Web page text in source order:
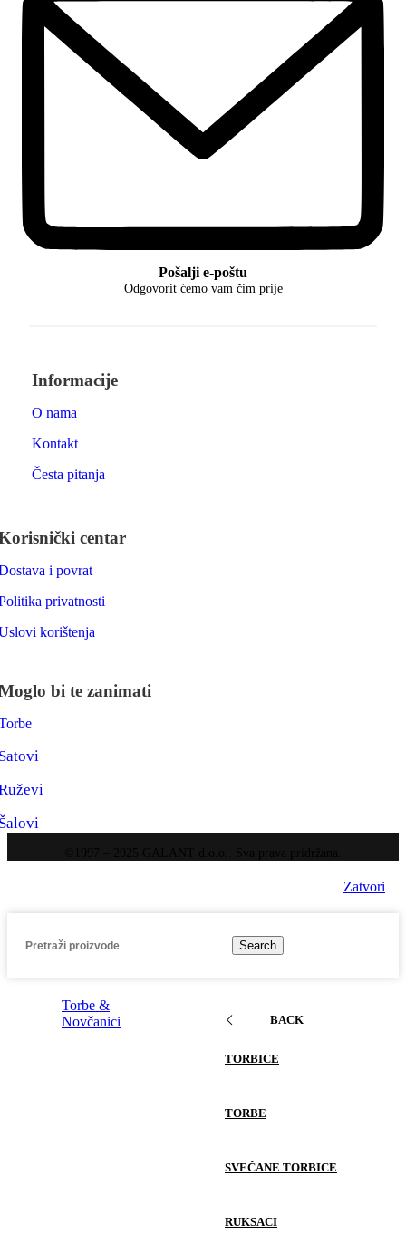
Pošalji e-poštu
Odgovorit ćemo vam čim prije
Informacije
O nama
Kontakt
Česta pitanja
centar
i povrat
privatnosti
korištenja
bi te zanimati
Zatvori
Search
Torbe &
Novčanici
BACK
TORBICE
TORBE
SVEČANE TORBICE
RUKSACI